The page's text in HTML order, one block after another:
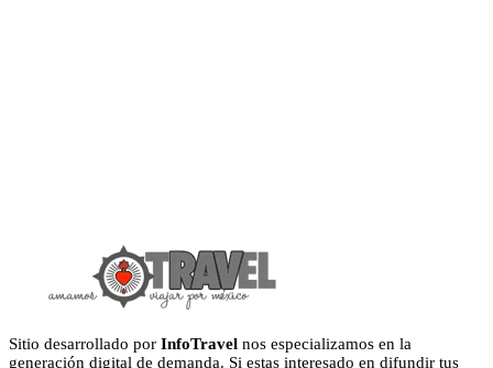
Sitio desarrollado por InfoTravel nos especializamos en la
generación digital de demanda. Si estas interesado en difundir tus